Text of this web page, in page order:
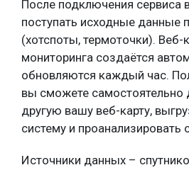
После подключения сервиса
поступать исходные данные
(хотспоты, термоточки). Веб-
мониторинга создаётся
обновляются каждый час.
вы сможете
другую вашу веб-карту,
систему и проанализировать
Источники данных –